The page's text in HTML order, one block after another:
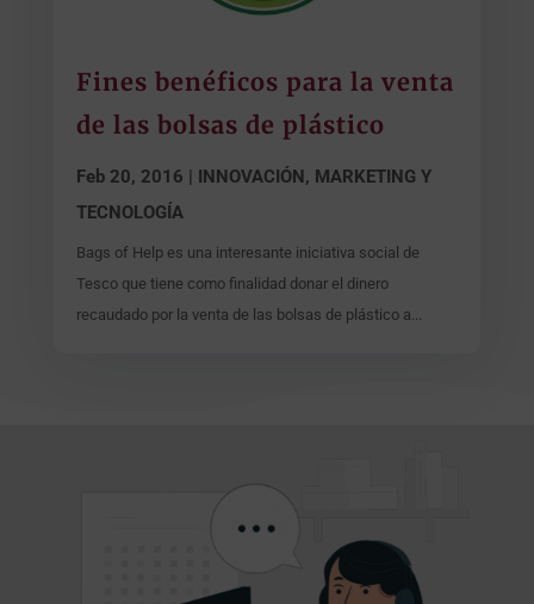
Fines benéficos para la venta
de las bolsas de plástico
Feb 20, 2016 | INNOVACIÓN, MARKETING Y
TECNOLOGÍA
Bags of Help es una interesante iniciativa social de
Tesco que tiene como finalidad donar el dinero
recaudado por la venta de las bolsas de plástico a...